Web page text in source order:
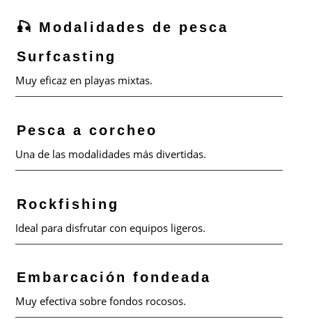
🎣 Modalidades de pesca
Surfcasting
Muy eficaz en playas mixtas.
Pesca a corcheo
Una de las modalidades más divertidas.
Rockfishing
Ideal para disfrutar con equipos ligeros.
Embarcación fondeada
Muy efectiva sobre fondos rocosos.